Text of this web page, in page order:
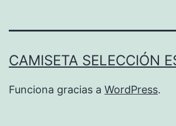
CAMISETA SELECCIÓN
Funciona gracias a WordPress.